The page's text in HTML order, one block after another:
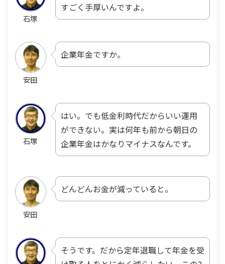
石塚
すごく手厚いんですよ。
安田
企業年金ですか。
石塚
はい。でも低金利時代だからいい運用
ができない。実は何年も前から朝日の
企業年金はかなりマイナスなんです。
安田
どんどんお金が減っていると。
そうです。だから定年退職して年金を受